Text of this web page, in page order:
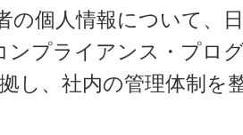
の個人情報について、
ンプライアンス・プロ
し、社内の管理体制を